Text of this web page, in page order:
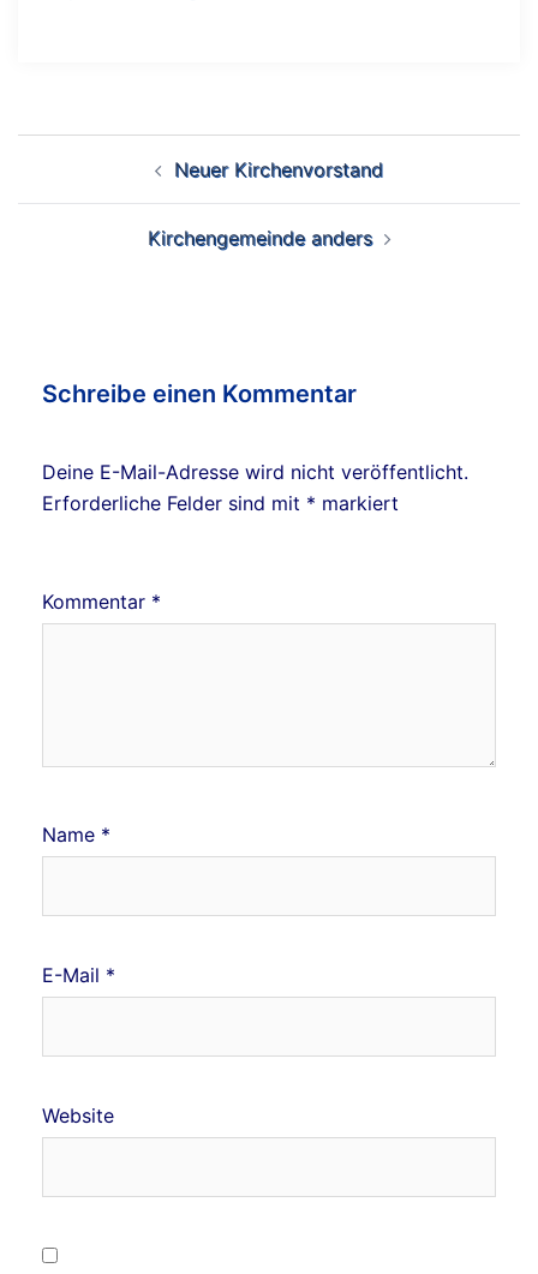
Navigation Neuer Kirchenvorstand
Kirchengemeinde anders
Schreibe einen Kommentar
Deine E-Mail-Adresse wird nicht veröffentlicht.
Erforderliche Felder sind mit * markiert
Kommentar *
Name *
E-Mail *
Website